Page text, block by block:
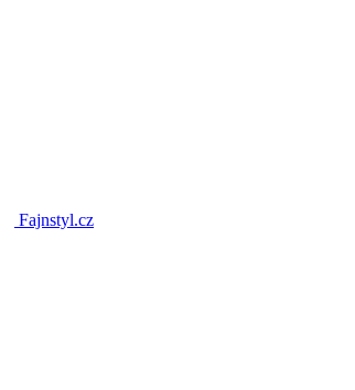
Fajnstyl.cz